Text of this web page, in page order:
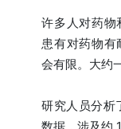
许多人对药物
患有对药物有
会有限。大约
研究人员分析
数据，涉及约